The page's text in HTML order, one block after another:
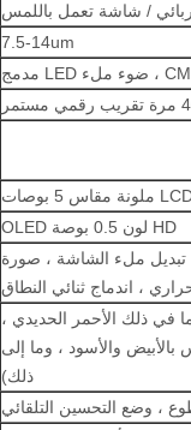
/ شاشة تعمل باللمس
7.5-14um
HD لون 0.5 بوصة OLED
تبديل ملء الشاشة ، صورة
، اندماج ثنائي النطاق
في ذلك الأحمر الحديدي ،
والأسود ، وما إلى
ذلك)
، وضع التحسين التلقائي